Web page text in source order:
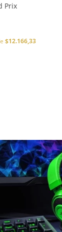
Prix
$12.166,33